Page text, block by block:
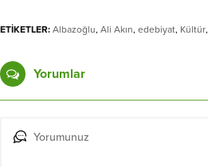
ETİKETLER: Albazoğlu, Ali Akın, edebiyat, Kültür,
Yorumlar